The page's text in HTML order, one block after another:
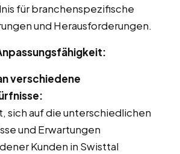
für branchenspezifische
und Herausforderungen.
verschiedene
sich auf die unterschiedlichen
und Erwartungen
Kunden in Swisttal